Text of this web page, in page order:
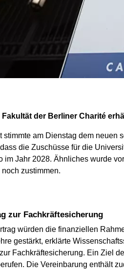
Fakultät der Berliner Charité
stimmte am Dienstag dem neuen
die Zuschüsse für die
im Jahr 2028. Ähnliches wurde
zustimmen.
zur Fachkräftesicherung
würden die finanziellen
gestärkt, erklärte
Fachkräftesicherung. Ein Ziel
Die Vereinbarung enthält